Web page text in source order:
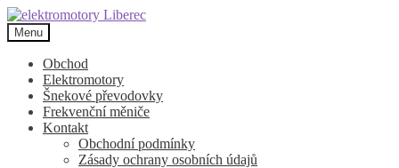
Přeskočit
na
navigaci
Přejít
k
obsahu
webu
Menu
Obchod
Elektromotory
Šnekové převodovky
Frekvenční měniče
Kontakt
Obchodní podmínky
Zásady ochrany osobních údajů